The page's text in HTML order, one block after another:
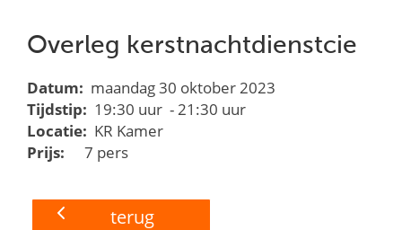
Overleg kerstnachtdienstcie
Datum: maandag 30 oktober 2023
Tijdstip: 19:30 uur - 21:30 uur
Locatie: KR Kamer
Prijs:
7 pers
terug